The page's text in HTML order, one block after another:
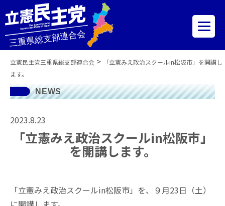
立憲民主党三重県総支部連合会 >
「立憲みえ政治スクールin松阪市」を開講し
ます。
NEWS
2023.8.23
「立憲みえ政治スクールin松阪市」
を開講します。
「立憲みえ政治スクールin松阪市」を、９月23日（土）